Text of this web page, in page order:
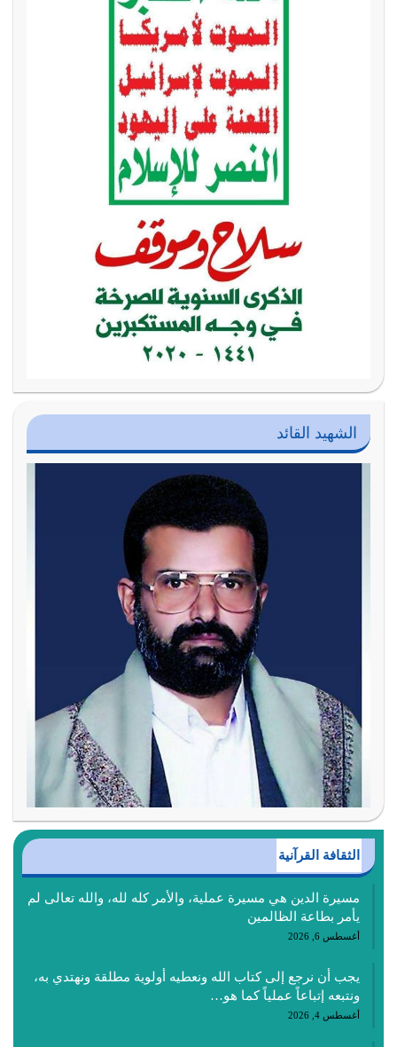
الشهيد القائد
الثقافة القرآنية
مسيرة الدين هي مسيرة عملية، والأمر كله لله، والله تعالى لم
يأمر بطاعة الظالمين
أغسطس 6, 2026
يجب أن نرجع إلى كتاب الله ونعطيه أولوية مطلقة ونهتدي به،
ونتبعه إتباعاً عملياً كما هو…
أغسطس 4, 2026